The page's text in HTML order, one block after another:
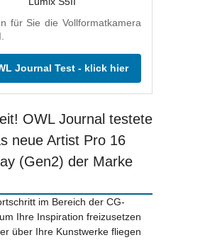
für Sie die Vollformatkamera
Journal Test - klick hier
OWL Journal testete
neue Artist Pro 16
(Gen2) der Marke
im Bereich der CG-
Ihre Inspiration freizusetzen
über Ihre Kunstwerke fliegen